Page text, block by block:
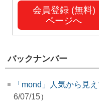
会員登録 (無料)
ページへ
バックナンバー
「mond」人気から見
6/07/15）